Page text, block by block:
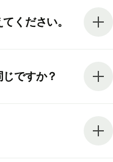
ください。
ですか？